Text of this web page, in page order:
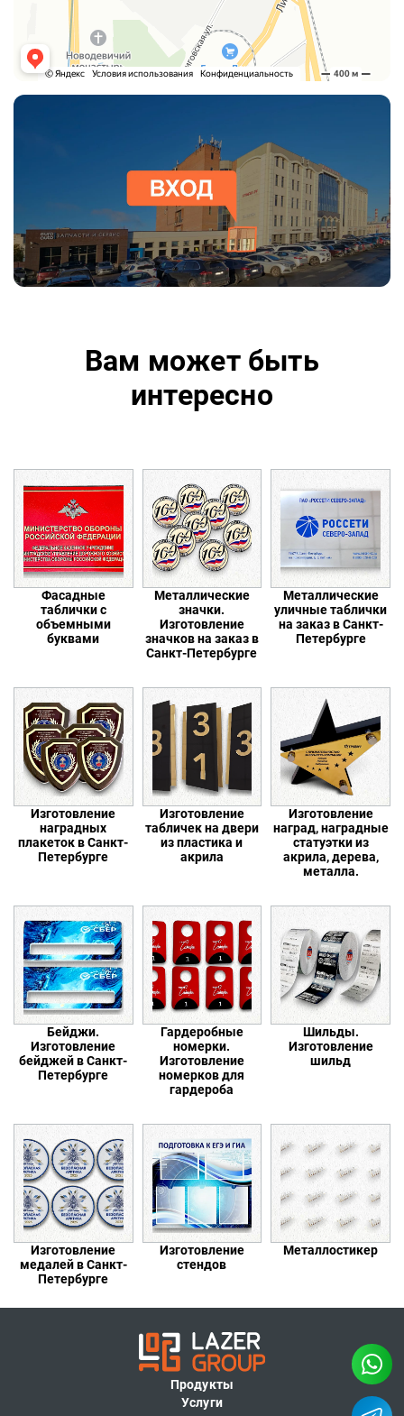
Вам может быть
интересно
Фасадные
таблички с
объемными
буквами
Металлические
значки.
Изготовление
значков на заказ в
Санкт-Петербурге
Металлические
уличные таблички
на заказ в Санкт-
Петербурге
Изготовление
наградных
плакеток в Санкт-
Петербурге
Изготовление
табличек на двери
из пластика и
акрила
Изготовление
наград, наградные
статуэтки из
акрила, дерева,
металла.
Бейджи.
Изготовление
бейджей в Санкт-
Петербурге
Гардеробные
номерки.
Изготовление
номерков для
гардероба
Шильды.
Изготовление
шильд
Изготовление
медалей в Санкт-
Петербурге
Изготовление
стендов
Металлостикер
Продукты
Услуги